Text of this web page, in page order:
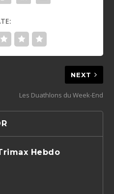
NEXT
Les Duathlons du Week-End
Hebdo